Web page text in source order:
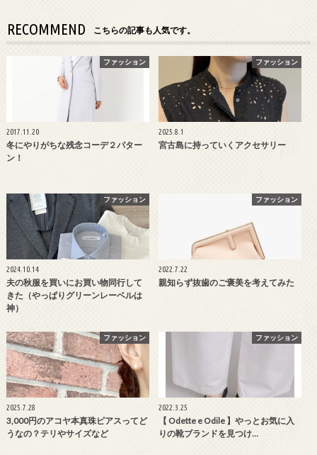
RECOMMEND こちらの記事も人気です。
ファッション
2017.11.20
冬にやりがちな残念コーデ２パター
ン！
ファッション
2025.8.1
宮古島に持っていくアクセサリー
ファッション
2024.10.14
夫の秋服を買いにお買い物同行して
きた（やっぱりグリーンレーベルは
神）
ファッション
2022.7.22
親知らず抜歯のご褒美を考えてみた
ファッション
2025.7.28
3,000円のアコヤ本真珠ピアスってど
うなの？テリやサイズなど
ファッション
2022.3.25
【 Odette e Odile 】やっとお気に入
りの靴ブランドを見つけ…